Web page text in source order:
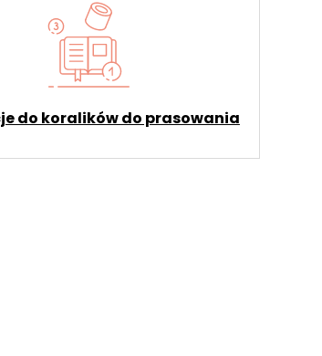
do koralików do prasowania